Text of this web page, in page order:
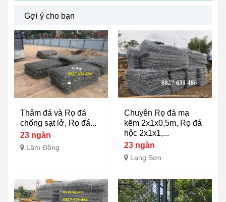
Gợi ý cho bạn
Thảm đá và Rọ đá
chống sạt lở, Rọ đá...
23 ngàn
Lâm Đồng
Chuyên Rọ đá mạ
kẽm 2x1x0,5m, Rọ đá
hộc 2x1x1,...
23 ngàn
Lạng Sơn